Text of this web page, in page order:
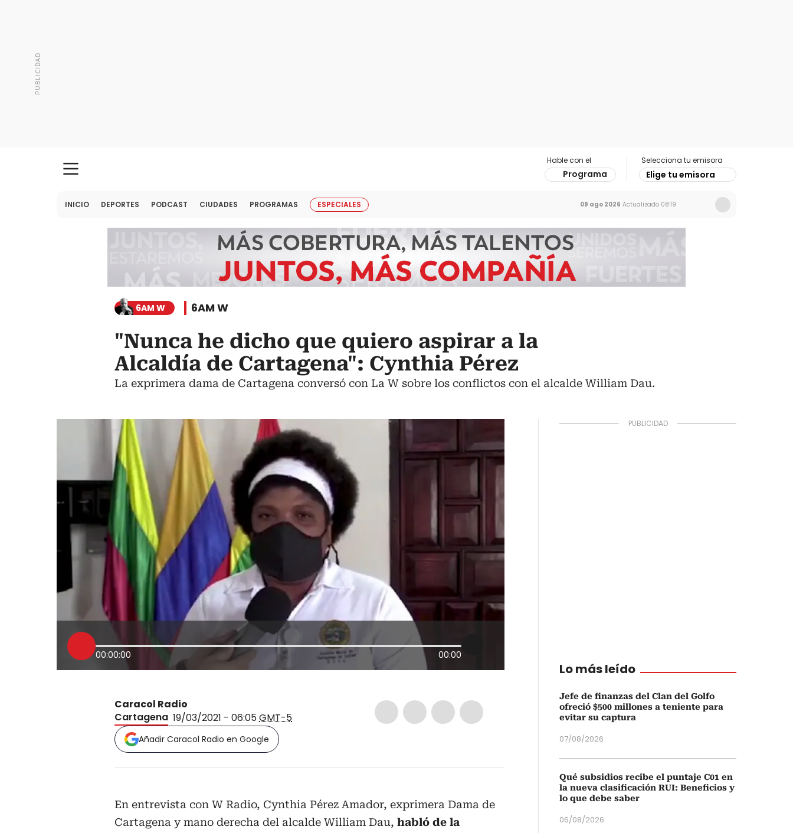
Hable con el
Programa
Selecciona tu emisora
Elige tu emisora
INICIO DEPORTES PODCAST CIUDADES PROGRAMAS ESPECIALES 09 ago 2026 Actualizado 08:19
6AM W 6AM W
"Nunca he dicho que quiero aspirar a la
Alcaldía de Cartagena": Cynthia Pérez
La exprimera dama de Cartagena conversó con La W sobre los conflictos con el alcalde William Dau.
00:00:00 00:00
Caracol Radio
Cartagena 19/03/2021 - 06:05GMT-5
Añadir Caracol Radio en Google
En entrevista con W Radio, Cynthia Pérez Amador, exprimera Dama de
Cartagena y mano derecha del alcalde William Dau, habló de la
Lo más leído
Jefe de finanzas del Clan del Golfo
ofreció $500 millones a teniente para
evitar su captura
07/08/2026
Qué subsidios recibe el puntaje C01 en
la nueva clasificación RUI: Beneficios y
lo que debe saber
06/08/2026